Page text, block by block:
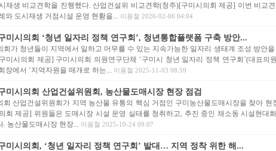
재생 비교견학을 진행했다. 산업건설위 비교견학(청주)[구미시의회 제공] 이번 비교
와 도시재생 거점시설 운영 현황을... 이용철 2026-02-06 04:04
미시의회 ‘청년 일자리 정책 연구회’, 청년통합플랫폼 구축 방안...
회가 청년들이 지역에서 일하고 머무를 수 있는 지속가능한 일자리 생태계 조성 방안
미시의회 제공] 구미시의회 의원연구단체 ‘구미시 청년 일자리 정책 연구회’(대표의
장에서 ‘지역자원을 매개로 하는... 이용철 2025-11-03 08:59
미시의회 산업건설위원회, 농산물도매시장 현장 점검
회 산업건설위원회가 지역 농산물 유통의 핵심 거점인 구미농산물도매시장을 찾아 현
회 제공] 위원들은 도매시장 시설 운영 실태를 청취하고, 추진 중인 채소동 시설현대
. 농산물도매시장 현장... 이용철 2025-10-24 09:07
미시의회, ‘청년 일자리 정책 연구회’ 발대… 지역 정착 위한 해...